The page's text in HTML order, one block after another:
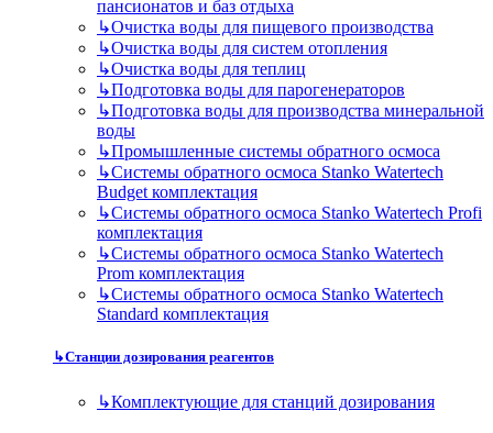
пансионатов и баз отдыха
↳Очистка воды для пищевого производства
↳Очистка воды для систем отопления
↳Очистка воды для теплиц
↳Подготовка воды для парогенераторов
↳Подготовка воды для производства минеральной
воды
↳Промышленные системы обратного осмоса
↳Системы обратного осмоса Stanko Watertech
Budget комплектация
↳Системы обратного осмоса Stanko Watertech Profi
комплектация
↳Системы обратного осмоса Stanko Watertech
Prom комплектация
↳Системы обратного осмоса Stanko Watertech
Standard комплектация
↳Станции дозирования реагентов
↳Комплектующие для станций дозирования